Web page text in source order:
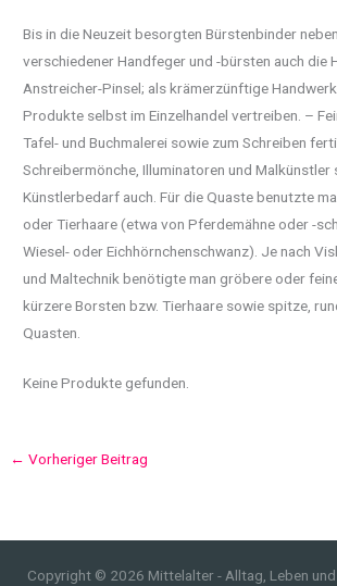
Bis in die Neuzeit besorgten Bürstenbinder
verschiedener Handfeger und -bürsten auch die
Anstreicher-Pinsel; als krämerzünftige
Produkte selbst im Einzelhandel vertreiben. –
Tafel- und Buchmalerei sowie zum Schreiben
Schreibermönche, Illuminatoren und Malkünstler
Künstlerbedarf auch. Für die Quaste benutzte
oder Tierhaare (etwa von Pferdemähne oder -
Wiesel- oder Eichhörnchenschwanz). Je nach
und Maltechnik benötigte man gröbere oder
kürzere Borsten bzw. Tierhaare sowie spitze,
Quasten.
Keine Produkte gefunden.
← Vorheriger Beitrag
Copyright © 2026 Mittelalter - Alltag, Leben